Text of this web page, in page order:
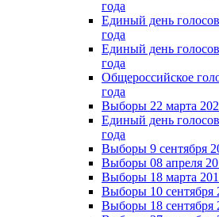
года
Единый день
года
Единый день
года
Общероссийское
года
Выборы 22 марта
Единый день
года
Выборы 9 сентября
Выборы 08 апреля
Выборы 18 марта
Выборы 10 сентября
Выборы 18 сентября